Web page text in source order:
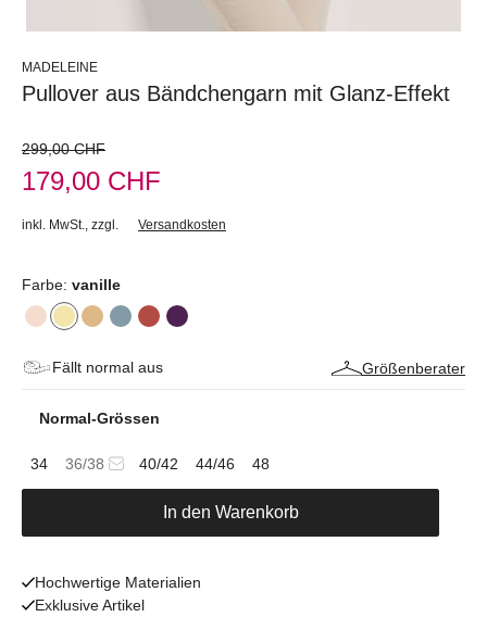
MADELEINE
Pullover aus Bändchengarn mit Glanz-Effekt
299,00 CHF
179,00 CHF
inkl. MwSt. zzgl. Versandkosten
Farbe: vanille
Fällt normal aus Größenberater
Normal-Grössen
34 36/38 40/42 44/46 48
In den Warenkorb
Hochwertige Materialien
Exklusive Artikel